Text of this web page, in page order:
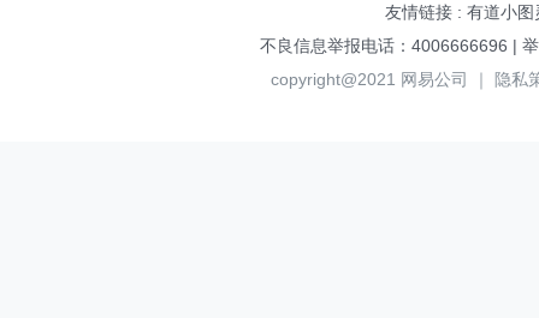
友情链接 : 有道小图
不良信息举报电话：4006666696 |
copyright@2021 网易公司 ｜ 隐私